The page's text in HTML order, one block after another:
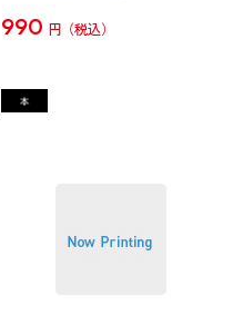
990 円